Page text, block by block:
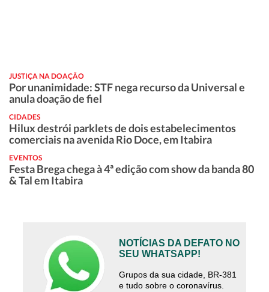
JUSTIÇA NA DOAÇÃO
Por unanimidade: STF nega recurso da Universal e
anula doação de fiel
CIDADES
Hilux destrói parklets de dois estabelecimentos
comerciais na avenida Rio Doce, em Itabira
EVENTOS
Festa Brega chega à 4ª edição com show da banda 80
& Tal em Itabira